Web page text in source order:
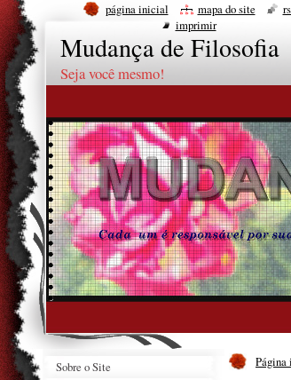
Mudança de Filosofia
Seja você mesmo!
Sobre o Site
página inicial mapa do site
imprimir